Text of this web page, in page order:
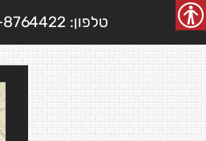
Skip
to
content
טלפון: 04-8764422 | נייד: 052-8764422